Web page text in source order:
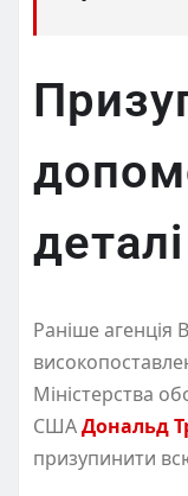
деталі
Раніше
Міністерства
СШАДональд
призупинити